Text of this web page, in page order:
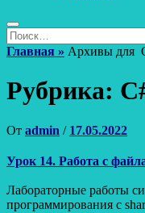
Поиск
Найти:
Главная » Архивы для
Рубрика:
От admin / Опубликовано
17.05.2022
Урок 14. Работа с
Лабораторные работы
программирования c